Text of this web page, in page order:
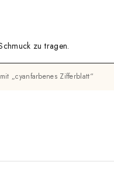
zu tragen.
„cyanfarbenes Zifferblatt“